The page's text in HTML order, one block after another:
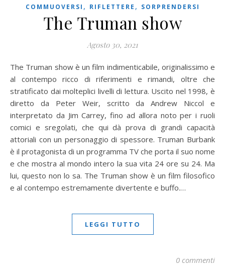
COMMUOVERSI , RIFLETTERE , SORPRENDERSI
The Truman show
Agosto 30, 2021
The Truman show è un film indimenticabile, originalissimo e
al contempo ricco di riferimenti e rimandi, oltre che
stratificato dai molteplici livelli di lettura. Uscito nel 1998, è
diretto da Peter Weir, scritto da Andrew Niccol e
interpretato da Jim Carrey, fino ad allora noto per i ruoli
comici e sregolati, che qui dà prova di grandi capacità
attoriali con un personaggio di spessore. Truman Burbank
è il protagonista di un programma TV che porta il suo nome
e che mostra al mondo intero la sua vita 24 ore su 24. Ma
lui, questo non lo sa. The Truman show è un film filosofico
e al contempo estremamente divertente e buffo.…
LEGGI TUTTO
0 commenti